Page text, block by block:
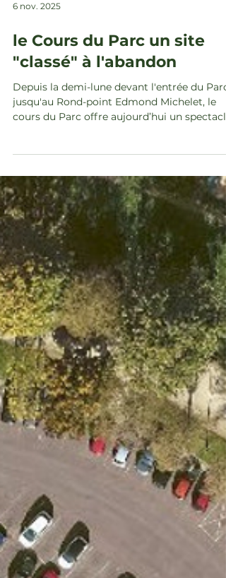
6 nov. 2025
le Cours du Parc un site
jusqu'au Rond-point Edmond Michelet, le
cours du Parc offre aujourd’hui un spectacle
de désolation aux milliers de promeneurs
arpentent le site toutes les semaines: Les
caniveaux ne sont plus nettoyés et sont
inopérationnels; A quelques exceptions près,
les passages sablonneux sont envahis par les
herbes; A l’inverse, certaines pelouses n'ont
plus d'herbe et deviennent boueuse; Les
formes géométriques (des pelouses
délimitées pa